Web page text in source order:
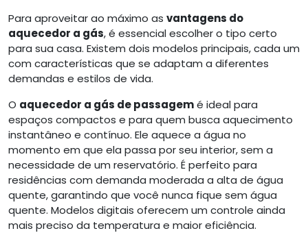
Para aproveitar ao máximo as vantagens do
aquecedor a gás, é essencial escolher o tipo certo
para sua casa. Existem dois modelos principais, cada um
com características que se adaptam a diferentes
demandas e estilos de vida.
O aquecedor a gás de passagemé ideal para
espaços compactos e para quem busca aquecimento
instantâneo e contínuo. Ele aquece a água no
momento em que ela passa por seu interior, sem a
necessidade de um reservatório. É perfeito para
residências com demanda moderada a alta de água
quente, garantindo que você nunca fique sem água
quente. Modelos digitais oferecem um controle ainda
mais preciso da temperatura e maior eficiência.